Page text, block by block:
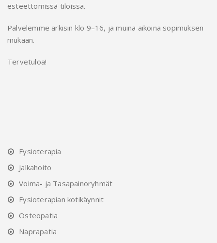
esteettömissä tiloissa.
Palvelemme arkisin klo 9–16, ja muina aikoina sopimuksen
mukaan.
Tervetuloa!
Fysioterapia
Jalkahoito
Voima- ja Tasapainoryhmät
Fysioterapian kotikäynnit
Osteopatia
Naprapatia